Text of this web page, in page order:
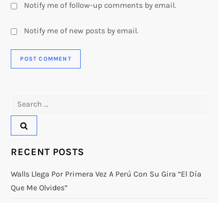
Notify me of follow-up comments by email.
Notify me of new posts by email.
RECENT POSTS
Walls Llega Por Primera Vez A Perú Con Su Gira “El Día
Que Me Olvides”